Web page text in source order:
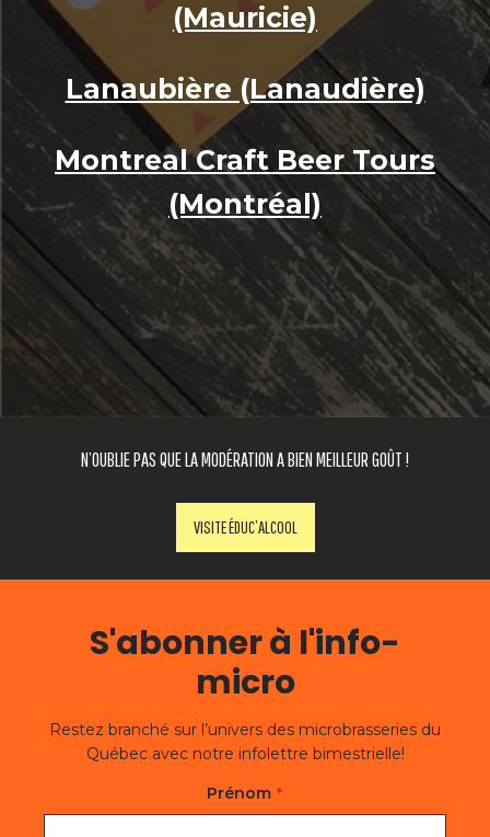
(Mauricie)
Lanaubière (Lanaudière)
Montreal Craft Beer Tours
(Montréal)
N’OUBLIE PAS QUE LA MODÉRATION A BIEN MEILLEUR GOÛT !
VISITE ÉDUC’ALCOOL
S'abonner à l'info-
micro
Restez branché sur l’univers des microbrasseries du
Québec avec notre infolettre bimestrielle!
Prénom